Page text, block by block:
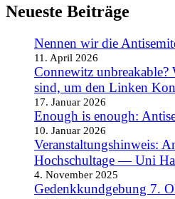
Neueste Beiträge
Nennen wir die
11. April 2026
Connewitz
sind, um den Linken
17. Januar 2026
Enough is enough:
10. Januar 2026
Veranstaltungshinweis:
Hochschultage — Uni
4. November 2025
Gedenkkundgebung 7.